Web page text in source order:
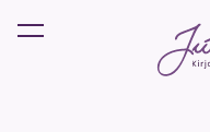
lisati ostukorvi.